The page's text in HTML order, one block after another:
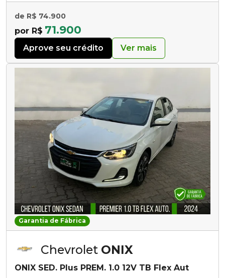
de R$ 74.900
por R$ 71.900
Aprove seu crédito Ver mais
Garantia de Fábrica
Chevrolet ONIX
ONIX SED. Plus PREM. 1.0 12V TB Flex Aut